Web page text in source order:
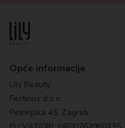
Opće informacije
Lily Beauty
Festinus d.o.o.
Petrinjska 45, Zagreb